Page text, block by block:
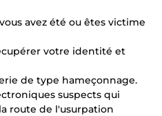
avez été ou êtes victime
votre identité et
de type hameçonnage.
suspects qui
route de l'usurpation